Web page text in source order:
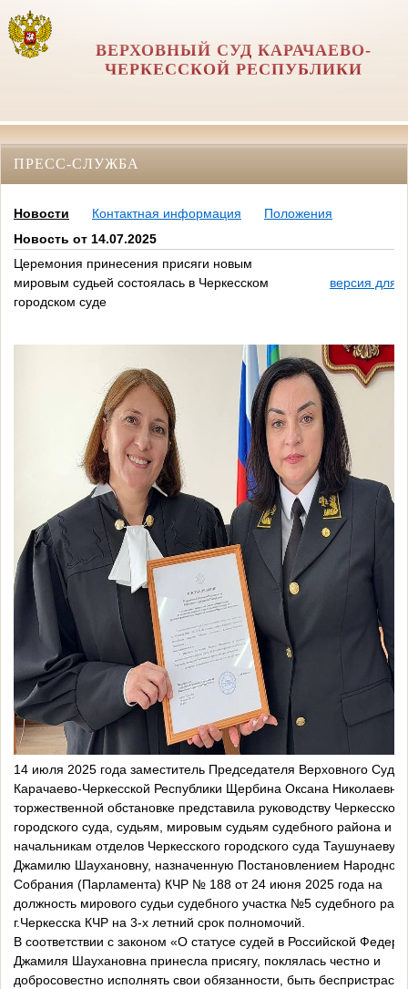
ВЕРХОВНЫЙ СУД КАРАЧАЕВО-
ЧЕРКЕССКОЙ РЕСПУБЛИКИ
ПРЕСС-СЛУЖБА
Новости Контактная информация
Положения
Новость от 14.07.2025
Церемония принесения присяги новым
мировым судьей состоялась в Черкесском
городском суде
версия для
14 июля 2025 года заместитель Председателя Верховного Суда
Карачаево-Черкесской Республики Щербина Оксана Николаевна
торжественной обстановке представила руководству Черкесского
городского суда, судьям, мировым судьям судебного района и
начальникам отделов Черкесского городского суда Таушунаеву
Джамилю Шаухановну, назначенную Постановлением Народного
Собрания (Парламента) КЧР № 188 от 24 июня 2025 года на
должность мирового судьи судебного участка №5 судебного
г.Черкесска КЧР на 3-х летний срок полномочий.
В соответствии с законом «О статусе судей в Российской
Джамиля Шаухановна принесла присягу, поклялась честно и
добросовестно исполнять свои обязанности, быть